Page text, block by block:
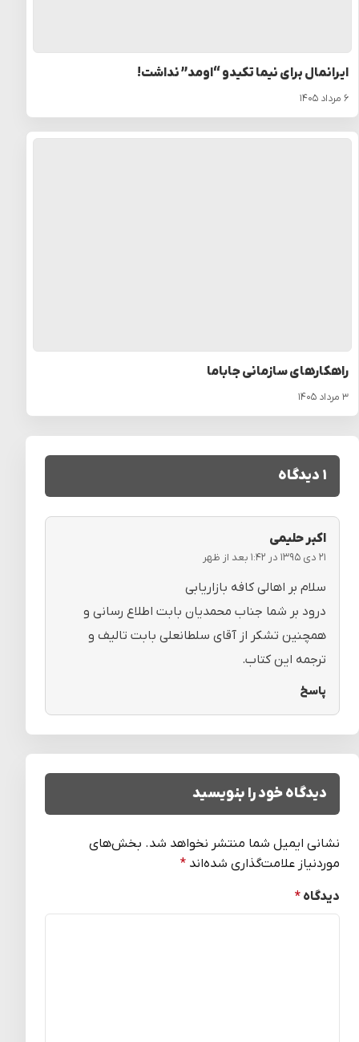
ایرانمال برای نیما تکیدو “اومد” نداشت!
۶ مرداد ۱۴۰۵
راهکارهای سازمانی جاباما
۳ مرداد ۱۴۰۵
۱ دیدگاه
اکبر حلیمی
۲۱ دی ۱۳۹۵ در ۱:۴۲ بعد از ظهر
سلام بر اهالی کافه بازاریابی
درود بر شما جناب محمدیان بابت اطلاع رسانی و
همچنین تشکر از آقای سلطانعلی بابت تالیف و
ترجمه این کتاب.
پاسخ
دیدگاه خود را بنویسید
نشانی ایمیل شما منتشر نخواهد شد. بخش‌های
موردنیاز علامت‌گذاری شده‌اند *
دیدگاه *